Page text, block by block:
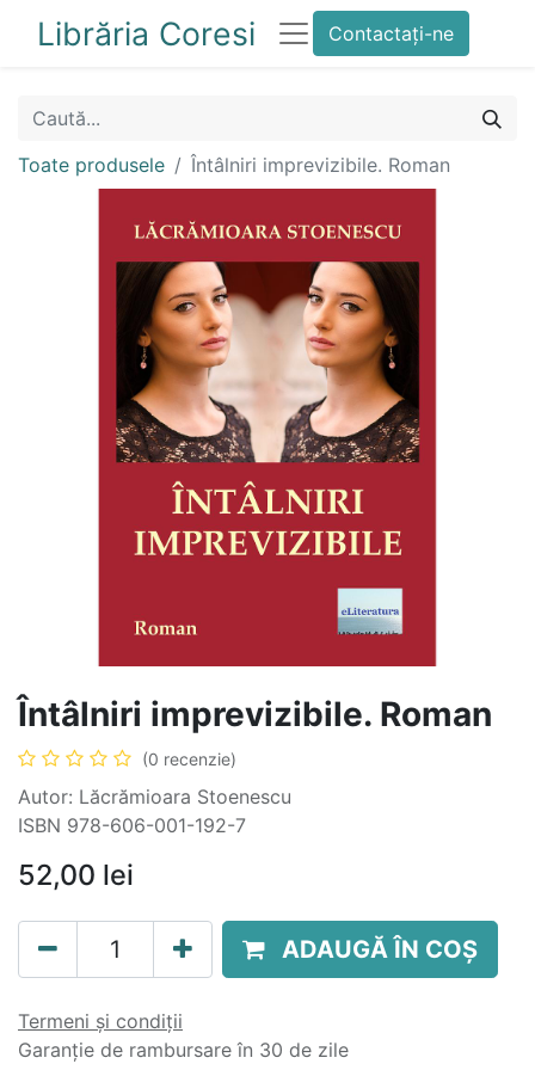
Librăria Coresi Contactați-ne
Toate produsele Întâlniri imprevizibile. Roman
Întâlniri imprevizibile. Roman
(0 recenzie)
Autor: Lăcrămioara Stoenescu
ISBN 978-606-001-192-7
52,00 lei
ADAUGĂ ÎN COȘ
Termeni și condiții
Garanție de rambursare în 30 de zile